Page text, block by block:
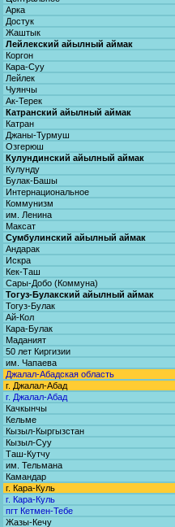
Арка
Достук
Жаштык
Лейлекский айылный аймак
Коргон
Кара-Суу
Лейлек
Чуянчы
Ак-Терек
Катранский айылный аймак
Катран
Джаны-Турмуш
Озгерюш
Кулундинский айылный аймак
Кулунду
Булак-Башы
Интернациональное
Коммунизм
им. Ленина
Максат
Сумбулинский айылный аймак
Андарак
Искра
Кек-Таш
Сары-Добо (Коммуна)
Тогуз-Булакский айылный аймак
Тогуз-Булак
Ай-Кол
Кара-Булак
Маданият
50 лет Киргизии
им. Чапаева
Джалал-Абадская область
г. Джалал-Абад
г. Джалал-Абад
Качкынчы
Кельме
Кызыл-Кыргызстан
Кызыл-Суу
Таш-Кутчу
им. Тельмана
Камандар
г. Кара-Куль
г. Кара-Куль
пгт Кетмен-Тебе
Жазы-Кечу